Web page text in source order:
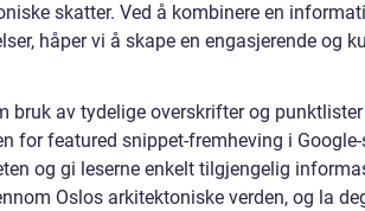
skatter. Ved å kombinere en
håper vi å skape en engasjerende og
bruk av tydelige overskrifter og
for featured snippet-fremheving i
og gi leserne enkelt tilgjengelig
Oslos arkitektoniske verden, og la